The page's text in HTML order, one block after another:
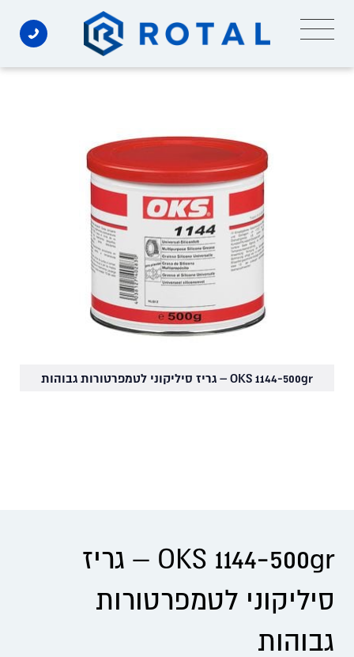
content
OKS 1144-500gr – גריז סיליקוני לטמפרטורות גבוהות
OKS 1144-500gr – גריז
סיליקוני לטמפרטורות
גבוהות